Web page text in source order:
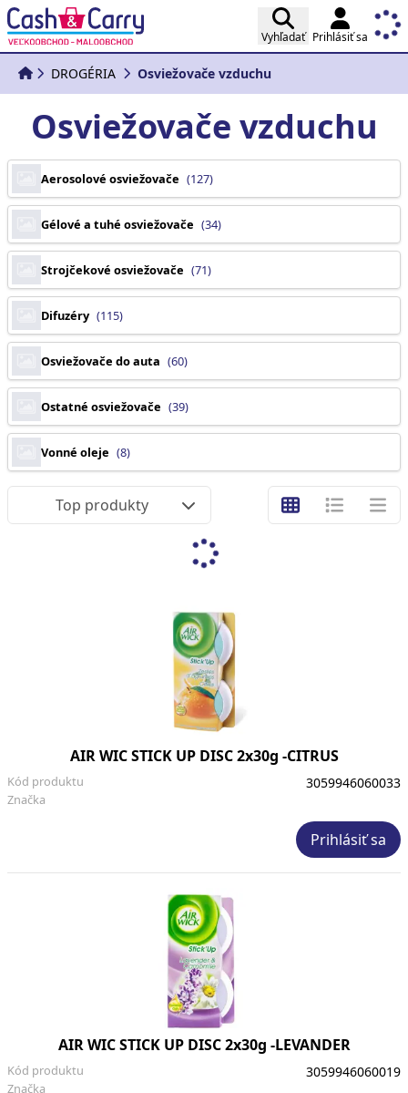
Vyhľadať Prihlásiť sa
DROGÉRIA Osviežovače vzduchu
Osviežovače vzduchu
Aerosolové osviežovače (127)
Gélové a tuhé osviežovače (34)
Strojčekové osviežovače (71)
Difuzéry (115)
Osviežovače do auta (60)
Ostatné osviežovače (39)
Vonné oleje (8)
Top produkty
AIR WIC STICK UP DISC 2x30g -CITRUS
Značka
Kód produktu 3059946060033
Prihlásiť sa
AIR WIC STICK UP DISC 2x30g -LEVANDER
Značka
Kód produktu 3059946060019